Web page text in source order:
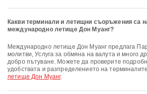
Какви терминали и летищни съоръжения са
международно летище Дон Муанг?
международно летище Дон Муанг предлага Паркоместа, Стая за
молитви, Услуга за обмяна на валута и много
добро пътуване. Можете да проверите
удобствата и разпределението на
летище Дон Муанг.